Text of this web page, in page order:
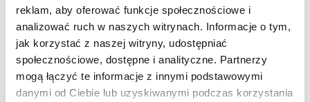
reklam, aby oferować funkcje społecznościowe i
analizować ruch w naszych witrynach. Informacje o tym,
jak korzystać z naszej witryny, udostępniać
społecznościowe, dostępne i analityczne. Partnerzy
mogą łączyć te informacje z innymi podstawowymi
danymi od Ciebie lub uzyskiwanymi podczas korzystania
Email: *
Company: